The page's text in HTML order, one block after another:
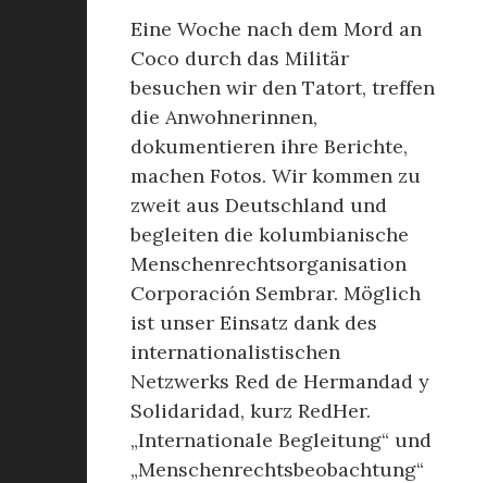
Eine Woche nach dem Mord an
Coco durch das Militär
besuchen wir den Tatort, treffen
die Anwohnerinnen,
dokumentieren ihre Berichte,
machen Fotos. Wir kommen zu
zweit aus Deutschland und
begleiten die kolumbianische
Menschenrechtsorganisation
Corporación Sembrar. Möglich
ist unser Einsatz dank des
internationalistischen
Netzwerks Red de Hermandad y
Solidaridad, kurz RedHer.
„Internationale Begleitung“ und
„Menschenrechtsbeobachtung“